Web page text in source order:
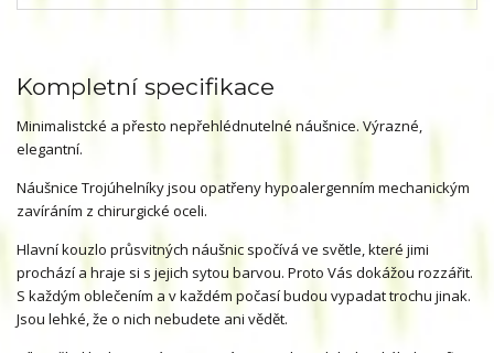
Kompletní specifikace
Minimalistcké a přesto nepřehlédnutelné náušnice. Výrazné,
elegantní.
Náušnice Trojúhelníky jsou opatřeny hypoalergenním mechanickým
zavíráním z chirurgické oceli.
Hlavní kouzlo průsvitných náušnic spočívá ve světle, které jimi
prochází a hraje si s jejich sytou barvou. Proto Vás dokážou rozzářit.
S každým oblečením a v každém počasí budou vypadat trochu jinak.
Jsou lehké, že o nich nebudete ani vědět.